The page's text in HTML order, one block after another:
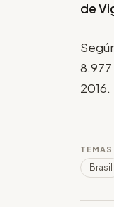
de
2016.
TEMAS
Brasil